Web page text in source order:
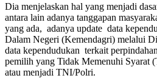
Dia menjelaskan hal yang menjadi
antara lain adanya tanggapan
yang ada, adanya update data
Dalam Negeri (Kemendagri) melalui
data kependudukan terkait
pemilih yang Tidak Memenuhi Syarat
atau menjadi TNI/Polri.